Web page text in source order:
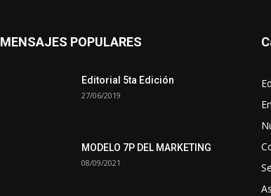
MENSAJES POPULARES
Editorial 5ta Edición
27/06/2019
MODELO 7P DEL MARKETING
08/09/2021